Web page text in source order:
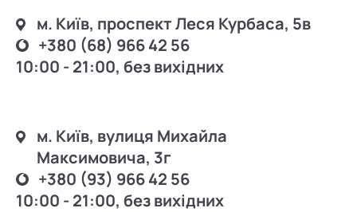
м. Київ, проспект Леся Курбаса, 5в
+380 (68) 966 42 56
10:00 - 21:00, без вихідних
м. Київ, вулиця Михайла
Максимовича, 3г
+380 (93) 966 42 56
10:00 - 21:00, без вихідних